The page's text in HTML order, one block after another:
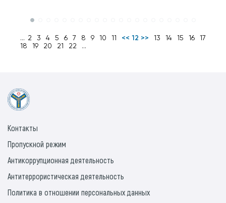
... 2 3 4 5 6 7 8 9 10 11 << 12 >> 13 14 15 16
17
18
19 20 21 22 ...
Контакты
Пропускной режим
Антикоррупционная деятельность
Антитеррористическая деятельность
Политика в отношении персональных данных